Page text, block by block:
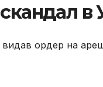
в
ордер на